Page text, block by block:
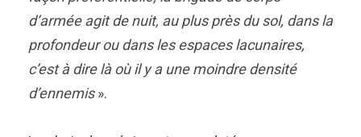
d’armée agit de nuit, au plus près du sol, dans la
profondeur ou dans les espaces lacunaires,
c’est à dire là où il y a une moindre densité
d’ennemis».